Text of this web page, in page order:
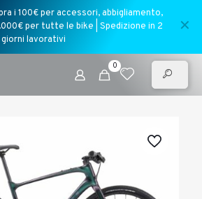
i 100€ per accessori, abbigliamento,
per tutte le bike | Spedizione in 2
giorni lavorativi
✕
0